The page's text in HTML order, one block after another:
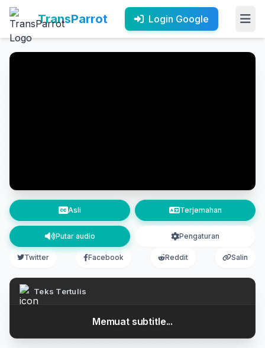
TransParrot Login Google
Asli Terjemahan
Putar audio Pengaturan
Twitter Facebook Reddit Salin
Teks Tertulis
Memuat subtitle...